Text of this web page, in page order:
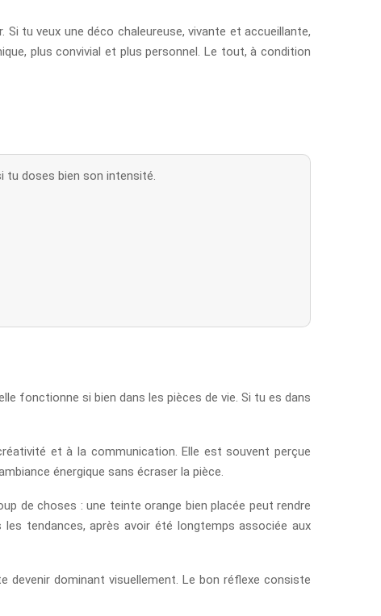
tu veux une déco chaleureuse, vivante et accueillante,
plus convivial et plus personnel. Le tout, à condition
tu doses bien son intensité.
fonctionne si bien dans les pièces de vie. Si tu es dans
et à la communication. Elle est souvent perçue
énergique sans écraser la pièce.
de choses : une teinte orange bien placée peut rendre
tendances, après avoir été longtemps associée aux
devenir dominant visuellement. Le bon réflexe consiste